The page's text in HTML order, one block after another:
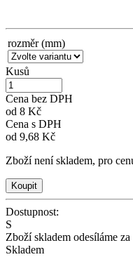
rozměr (mm)
Kusů
Cena bez DPH
od 8 Kč
Cena s DPH
od 9,68 Kč
Zboží není skladem, pro
Dostupnost:
S
Zboží skladem odesíláme
Skladem